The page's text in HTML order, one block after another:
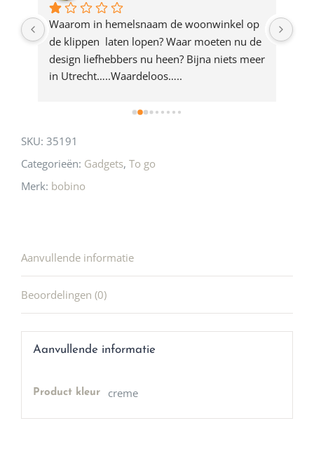
productWaarom in hemelsnaam de woonwinkel op
de klippen  laten lopen? Waar moeten nu de
design liefhebbers nu heen? Bijna niets meer
in Utrecht…..Waardeloos…..
SKU: 35191
Categorieën: Gadgets, To go
Merk: bobino
Aanvullende informatie
Beoordelingen (0)
Aanvullende informatie
Product kleur creme